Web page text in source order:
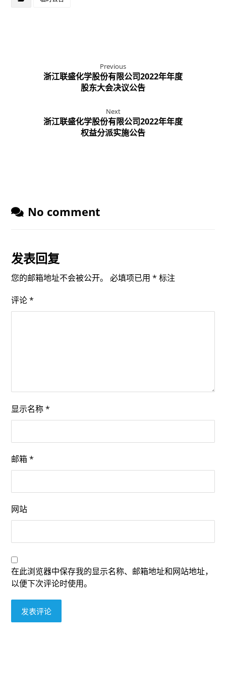
Previous
浙江联盛化学股份有限公司2022年年度
股东大会决议公告
Next
浙江联盛化学股份有限公司2022年年度
权益分派实施公告
No comment
发表回复
您的邮箱地址不会被公开。 必填项已用* 标注
评论*
显示名称*
邮箱*
网站
在此浏览器中保存我的显示名称、邮箱地址和网站地址，
以便下次评论时使用。
发表评论